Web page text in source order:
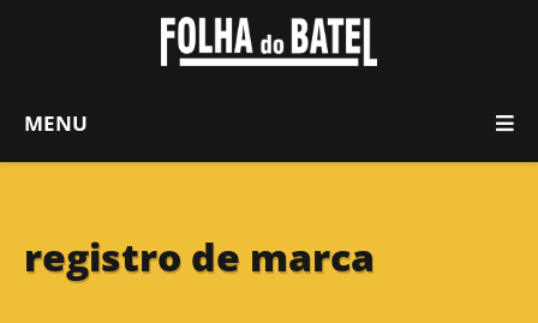
MENU
registro de marca